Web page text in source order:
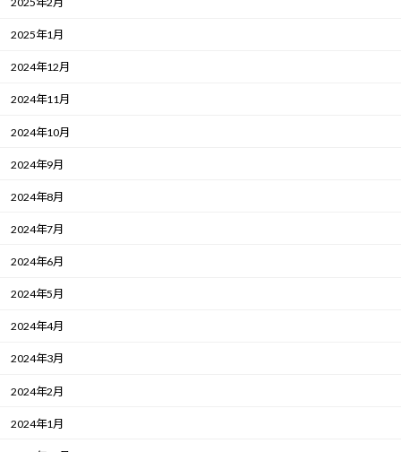
2025年1月
2024年12月
2024年11月
2024年10月
2024年9月
2024年8月
2024年7月
2024年6月
2024年5月
2024年4月
2024年3月
2024年2月
2024年1月